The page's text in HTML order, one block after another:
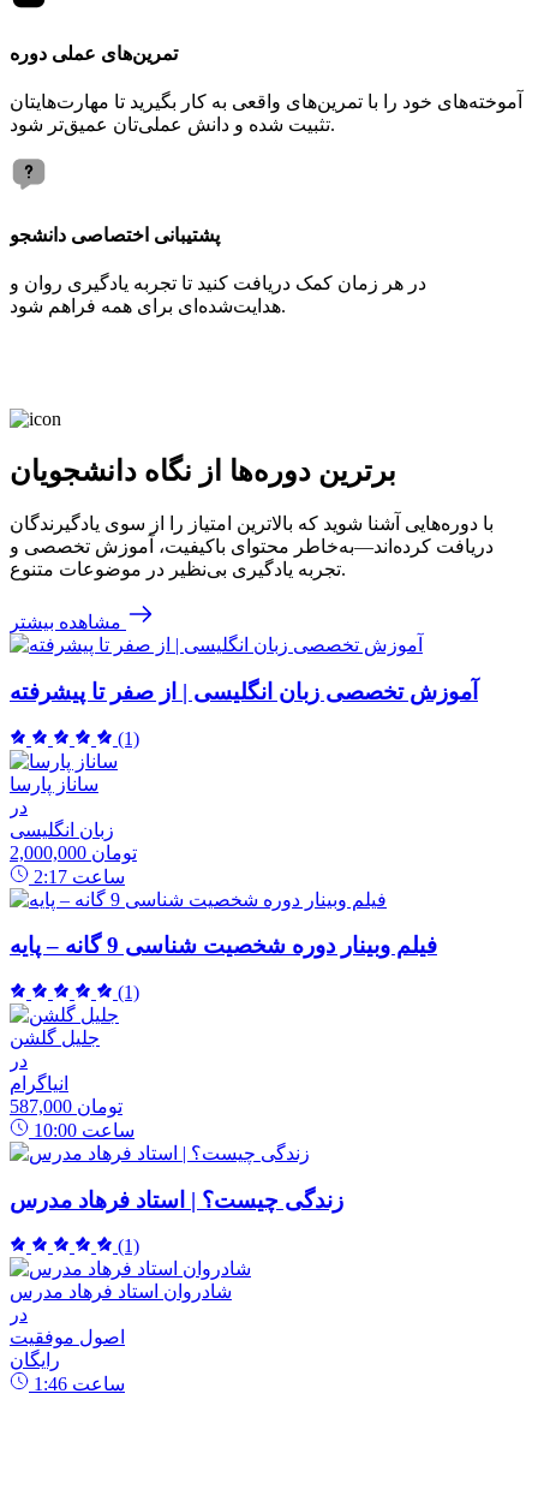
تمرین‌های عملی دوره
آموخته‌های خود را با تمرین‌های واقعی به کار بگیرید تا مهارت‌هایتان
تثبیت شده و دانش عملی‌تان عمیق‌تر شود.
پشتیبانی اختصاصی دانشجو
در هر زمان کمک دریافت کنید تا تجربه یادگیری روان و
هدایت‌شده‌ای برای همه فراهم شود.
برترین دوره‌ها از نگاه دانشجویان
با دوره‌هایی آشنا شوید که بالاترین امتیاز را از سوی یادگیرندگان
دریافت کرده‌اند—به‌خاطر محتوای باکیفیت، آموزش تخصصی و
تجربه یادگیری بی‌نظیر در موضوعات متنوع.
مشاهده بیشتر
آموزش تخصصی زبان انگلیسی | از صفر تا پیشرفته
(1)
ساناز پارسا
در
زبان انگلیسی
2,000,000 تومان
2:17 ساعت
فیلم وبینار دوره شخصیت شناسی 9 گانه – پایه
(1)
جلیل گلشن
در
انیاگرام
587,000 تومان
10:00 ساعت
زندگی چیست؟ | استاد فرهاد مدرس
(1)
شادروان استاد فرهاد مدرس
در
اصول موفقیت
رایگان
1:46 ساعت